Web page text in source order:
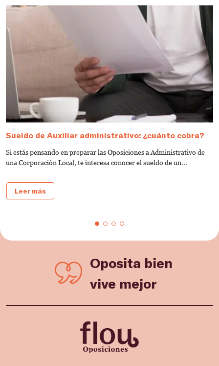
Sueldo de Auxiliar administrativo: ¿cuánto cobra?
Si estás pensando en preparar las Oposiciones a Administrativo de
una Corporación Local, te interesa conocer el sueldo de un...
Leer más
Oposita bien
vive mejor